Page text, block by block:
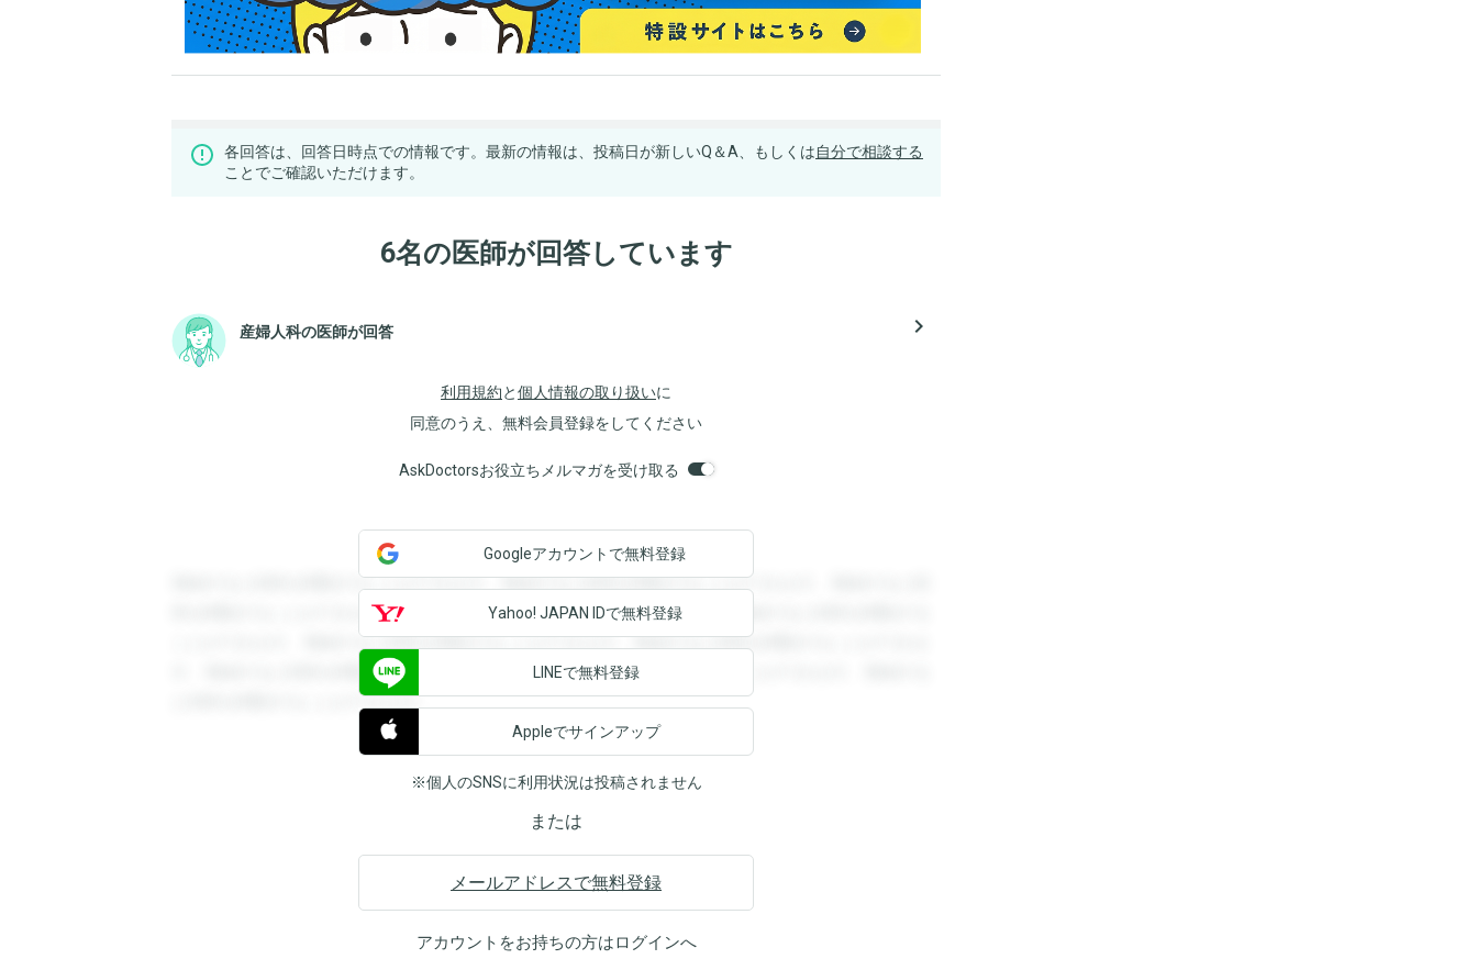
各回答は、回答日時点での情報です。最新の情報は、投稿日が新しいQ＆A、もしくは自分で相談する
ことでご確認いただけます。
6名の医師が回答しています
産婦人科の医師が回答 navigate_next
利用規約と個人情報の取り扱いに
同意のうえ、無料会員登録をしてください
AskDoctorsお役立ちメルマガを受け取る
登録すると回答を閲覧することができます。登録すると回答を閲覧することができます。登録すると回
答を閲覧することができます。登録すると回答を閲覧することができます。登録すると回答を閲覧する
ことができます。登録すると回答を閲覧することができます。登録すると回答を閲覧することができま
す。登録すると回答を閲覧することができます。登録すると回答を閲覧することができます。登録する
と回答を閲覧することができます。
Googleアカウントで無料登録
Yahoo! JAPAN IDで無料登録
LINEで無料登録
Appleでサインアップ
※個人のSNSに利用状況は投稿されません
または
メールアドレスで無料登録
アカウントをお持ちの方はログインへ